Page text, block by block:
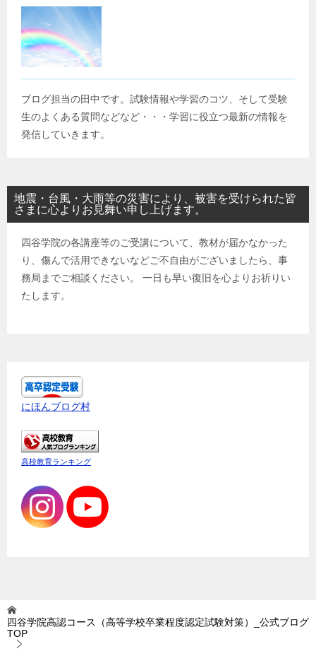
ブログ担当の田中です。試験情報や学習のコツ、そして受験
生のよくある質問などなど・・・学習に役立つ最新の情報を
発信していきます。
地震・台風・大雨等の災害により、被害を受けられた皆
さまに心よりお見舞い申し上げます。
四谷学院の各講座等のご受講について、教材が届かなかった
り、傷んで活用できないなどご不自由がございましたら、事
務局までご相談ください。 一日も早い復旧を心よりお祈りい
たします。
にほんブログ村
高校教育ランキング
四谷学院高認コース（高等学校卒業程度認定試験対策）_公式ブログ
TOP